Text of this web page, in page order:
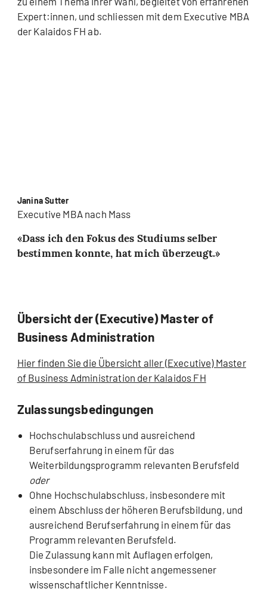
Expert:innen, und schliessen mit dem Executive MBA
der Kalaidos FH ab.
Janina Sutter
Executive MBA nach Mass
Dass ich den Fokus des Studiums selber
bestimmen konnte, hat mich überzeugt.
Übersicht der (Executive) Master of
Business Administration
Hier finden Sie die Übersicht aller (Executive) Master
of Business Administration der Kalaidos FH
Zulassungsbedingungen
Hochschulabschluss und ausreichend
Berufserfahrung in einem für das
Weiterbildungsprogramm relevanten Berufsfeld
oder
Ohne Hochschulabschluss, insbesondere mit
einem Abschluss der höheren Berufsbildung, und
ausreichend Berufserfahrung in einem für das
Programm relevanten Berufsfeld.
Die Zulassung kann mit Auflagen erfolgen,
insbesondere im Falle nicht angemessener
wissenschaftlicher Kenntnisse.